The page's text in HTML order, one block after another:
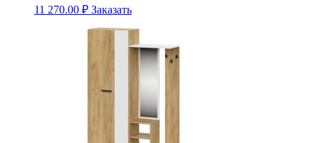
11 270.00 ₽ Заказать